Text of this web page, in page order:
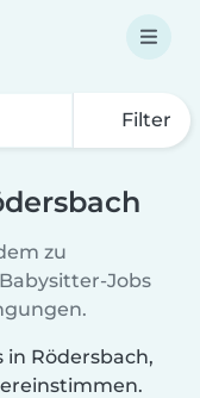
Filter
zu
Jobs
in Rödersbach,